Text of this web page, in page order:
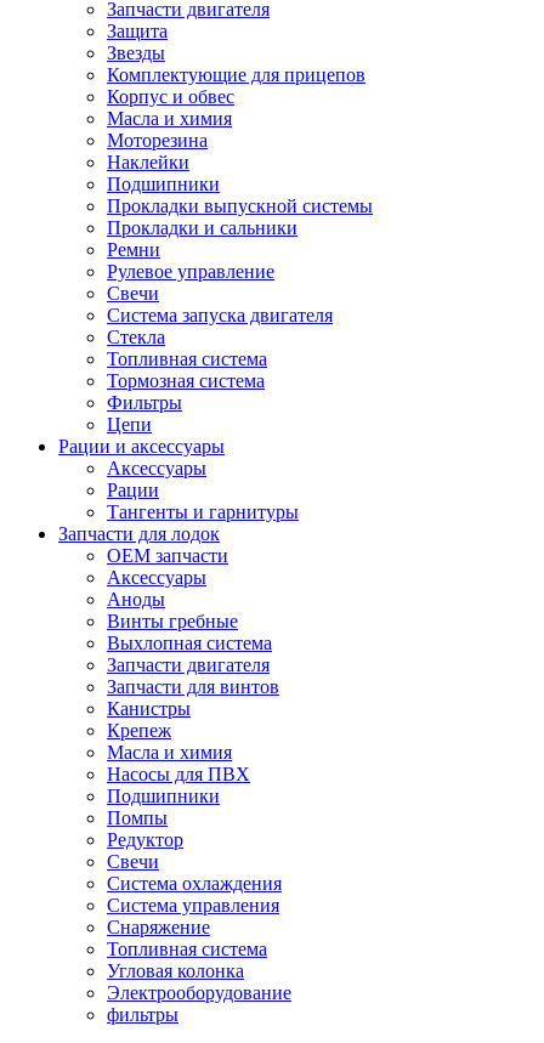
Запчасти двигателя
Защита
Звезды
Комплектующие для прицепов
Корпус и обвес
Масла и химия
Моторезина
Наклейки
Подшипники
Прокладки выпускной системы
Прокладки и сальники
Ремни
Рулевое управление
Свечи
Система запуска двигателя
Стекла
Топливная система
Тормозная система
Фильтры
Цепи
Рации и аксессуары
Аксессуары
Рации
Тангенты и гарнитуры
Запчасти для лодок
OEM запчасти
Аксессуары
Аноды
Винты гребные
Выхлопная система
Запчасти двигателя
Запчасти для винтов
Канистры
Крепеж
Масла и химия
Насосы для ПВХ
Подшипники
Помпы
Редуктор
Свечи
Система охлаждения
Система управления
Снаряжение
Топливная система
Угловая колонка
Электрооборудование
фильтры